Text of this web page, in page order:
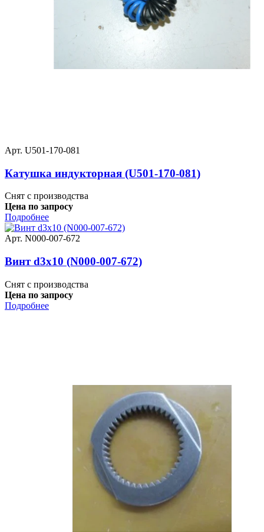
Арт. U501-170-081
Катушка индукторная (U501-170-081)
Снят с производства
Цена по запросу
Подробнее
Арт. N000-007-672
Винт d3x10 (N000-007-672)
Снят с производства
Цена по запросу
Подробнее